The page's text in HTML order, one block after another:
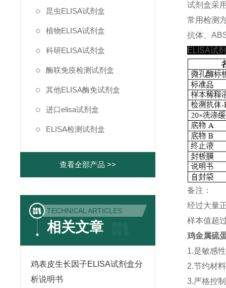
昆虫ELISA试剂盒
植物ELISA试剂盒
科研ELISA试剂盒
酶联免疫检测试剂盒
其他ELISA酶免试剂盒
进口elisa试剂盒
ELISA检测试剂盒
查看全部产品 >>
TECHNICAL ARTICLES
相关文章
鸡表皮生长因子ELISA试剂盒分
析说明书
试剂盒采
常用检测
抗体、
ELISA试
备注：
经过大量
样本值超
鸡金属硫
1.是敏感
2.节约材
3.严格控